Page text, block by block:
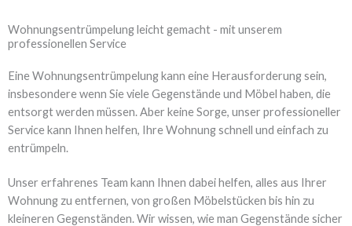
Wohnungsentrümpelung leicht gemacht - mit unserem
professionellen Service
Eine Wohnungsentrümpelung kann eine Herausforderung sein,
insbesondere wenn Sie viele Gegenstände und Möbel haben, die
entsorgt werden müssen. Aber keine Sorge, unser professioneller
Service kann Ihnen helfen, Ihre Wohnung schnell und einfach zu
entrümpeln.
Unser erfahrenes Team kann Ihnen dabei helfen, alles aus Ihrer
Wohnung zu entfernen, von großen Möbelstücken bis hin zu
kleineren Gegenständen. Wir wissen, wie man Gegenstände sicher